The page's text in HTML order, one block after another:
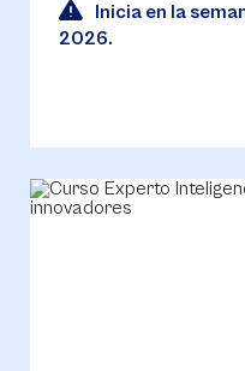
Inicia en la
2026.